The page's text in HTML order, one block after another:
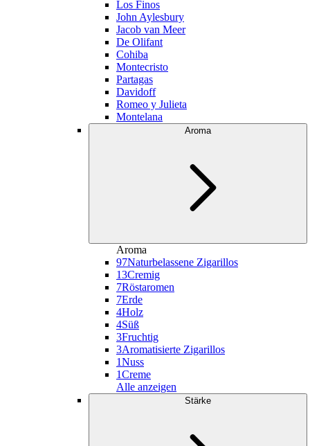
Los Finos
John Aylesbury
Jacob van Meer
De Olifant
Cohiba
Montecristo
Partagas
Davidoff
Romeo y Julieta
Montelana
Aroma
Aroma
97Naturbelassene Zigarillos
13Cremig
7Röstaromen
7Erde
4Holz
4Süß
3Fruchtig
3Aromatisierte Zigarillos
1Nuss
1Creme
Alle anzeigen
Stärke